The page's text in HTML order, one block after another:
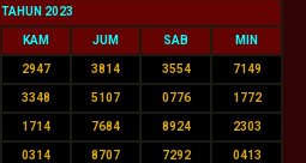
TAHUN 2023
KAM JUM SAB MIN
2947 3814 3554 7149
3348 5107 0776 1772
1714 7684 8924 2303
0314 8707 7292 0413